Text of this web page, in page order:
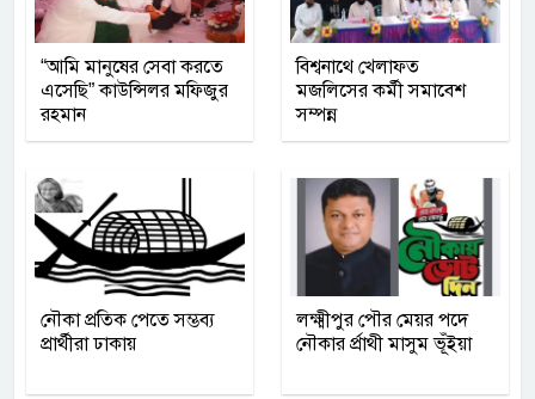
“আমি মানুষের সেবা করতে
এসেছি” কাউন্সিলর মফিজুর
রহমান
বিশ্বনাথে খেলাফত
মজলিসের কর্মী সমাবেশ
সম্পন্ন
নৌকা প্রতিক পেতে সম্ভব্য
প্রার্থীরা ঢাকায়
লক্ষ্মীপুর পৌর মেয়র পদে
নৌকার র্প্রাথী মাসুম ভূঁইয়া